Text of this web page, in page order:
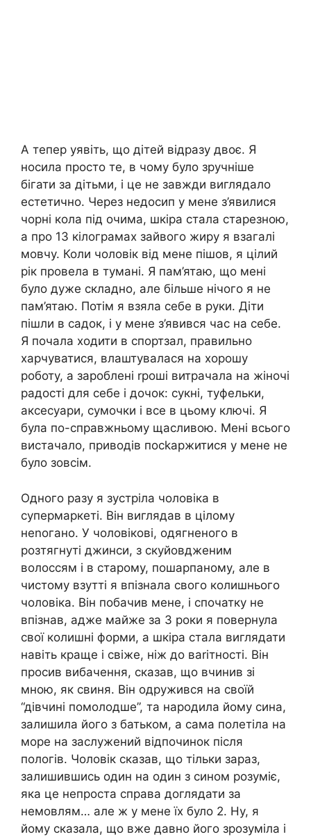
А тепер уявіть, що дітей відразу двоє. Я
носила просто те, в чому було зручніше
бігати за дітьми, і це не завжди виглядало
естетично. Через недосип у мене з’явилися
чорні кола під очима, шкіра стала старезною,
а про 13 кілограмах зайвого жиру я взагалі
мовчу. Коли чоловік від мене пішов, я цілий
рік провела в тумані. Я пам’ятаю, що мені
було дуже складно, але більше нічого я не
пам’ятаю. Потім я взяла себе в руки. Діти
пішли в садок, і у мене з’явився час на себе.
Я почала ходити в спортзал, правильно
харчуватися, влаштувалася на хорошу
роботу, а зароблені rроші витрачала на жіночі
радості для себе і дочок: сукні, туфельки,
аксесуари, сумочки і все в цьому ключі. Я
була по-справжньому щасливою. Мені всього
вистачало, приводів посkаржитися у мене не
було зовсім.
Одного разу я зустріла чоловіка в
супермаркеті. Він виглядав в цілому
неnогано. У чоловікові, одягненого в
розтягнуті джинси, з скуйовдженим
волоссям і в старому, пошарпаному, але в
чистому взутті я впізнала свого колишнього
чоловіка. Він побачив мене, і спочатку не
впізнав, адже майже за 3 роки я повернула
свої колишні форми, а шкіра стала виглядати
навіть краще і свіже, ніж до ваrітності. Він
просив вибачення, сказав, що вчинив зі
мною, як свиня. Він одружився на своїй
“дівчині помолодше”, та народила йому сина,
залишила його з батьком, а сама полетіла на
море на заслужений відпочинок після
пологів. Чоловік сказав, що тільки зараз,
залишившись один на один з сином розуміє,
яка це непроста справа доглядати за
немовлям… але ж у мене їх було 2. Ну, я
йому сказала, що вже давно його зрозуміла і